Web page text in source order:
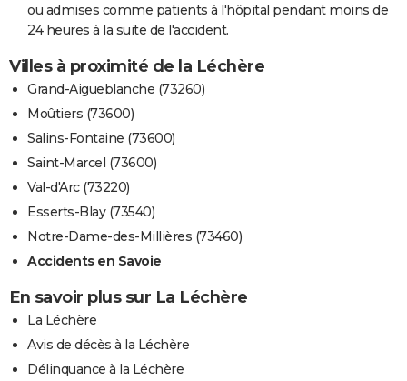
ou admises comme patients à l'hôpital pendant moins de
24 heures à la suite de l'accident.
Villes à proximité de la Léchère
Grand-Aigueblanche (73260)
Moûtiers (73600)
Salins-Fontaine (73600)
Saint-Marcel (73600)
Val-d'Arc (73220)
Esserts-Blay (73540)
Notre-Dame-des-Millières (73460)
Accidents en Savoie
En savoir plus sur La Léchère
La Léchère
Avis de décès à la Léchère
Délinquance à la Léchère